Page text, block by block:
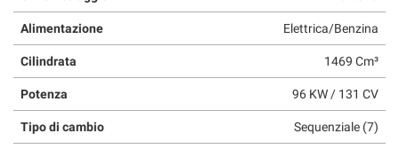
Alimentazione Elettrica/Benzina
Cilindrata 1469 Cm³
Potenza 96 KW / 131 CV
Tipo di cambio Sequenziale (7)
questi
strumenti
tracciamento
si
alla
cookie